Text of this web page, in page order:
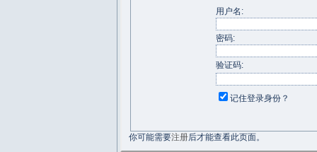
用户名:
密码:
验证码:
记住登录身份？
你可能需要注册后才能查看此页面。